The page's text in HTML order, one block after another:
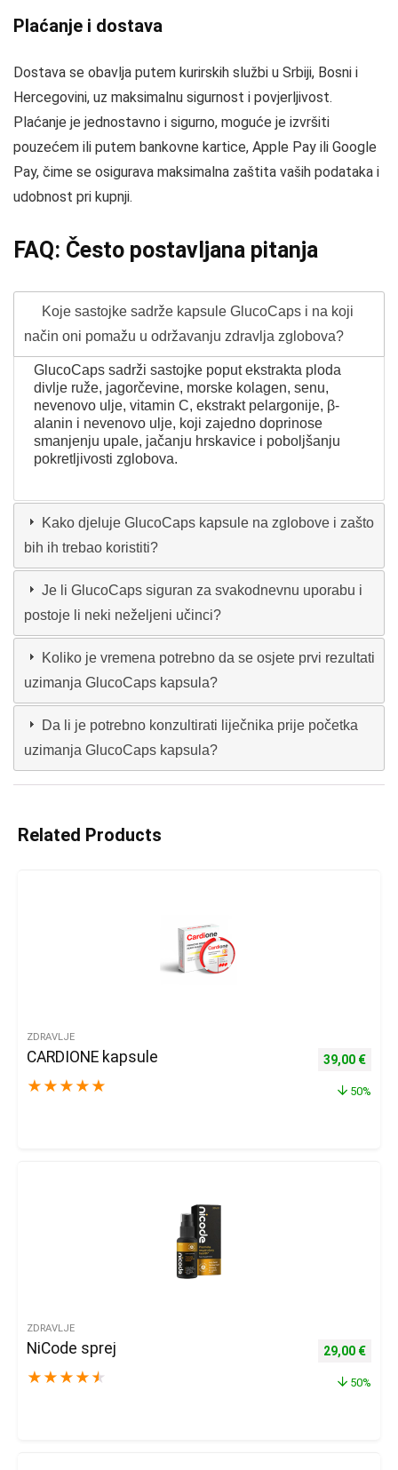
Plaćanje i dostava
Dostava se obavlja putem kurirskih službi u Srbiji, Bosni i
Hercegovini, uz maksimalnu sigurnost i povjerljivost.
Plaćanje je jednostavno i sigurno, moguće je izvršiti
pouzećem ili putem bankovne kartice, Apple Pay ili Google
Pay, čime se osigurava maksimalna zaštita vaših podataka i
udobnost pri kupnji.
FAQ: Često postavljana pitanja
Koje sastojke sadrže kapsule GlucoCaps i na koji
način oni pomažu u održavanju zdravlja zglobova?
GlucoCaps sadrži sastojke poput ekstrakta ploda
divlje ruže, jagorčevine, morske kolagen, senu,
nevenovo ulje, vitamin C, ekstrakt pelargonije, β-
alanin i nevenovo ulje, koji zajedno doprinose
smanjenju upale, jačanju hrskavice i poboljšanju
pokretljivosti zglobova.
Kako djeluje GlucoCaps kapsule na zglobove i zašto
bih ih trebao koristiti?
Je li GlucoCaps siguran za svakodnevnu uporabu i
postoje li neki neželjeni učinci?
Koliko je vremena potrebno da se osjete prvi rezultati
uzimanja GlucoCaps kapsula?
Da li je potrebno konzultirati liječnika prije početka
uzimanja GlucoCaps kapsula?
Related Products
ZDRAVLJE
CARDIONE kapsule
★ ★ ★ ★ ★
Izvorna
39,00 €
50%
ZDRAVLJE
NiCode sprej
★ ★ ★ ★ ★
Izvorna
29,00 €
50%